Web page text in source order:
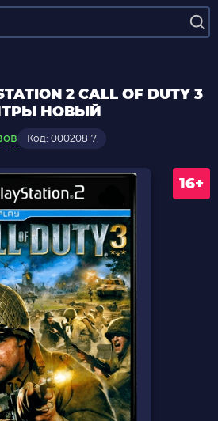
2 CALL OF DUTY 3
НОВЫЙ
Код: 00020817
16+